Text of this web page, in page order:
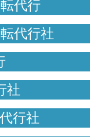
代行
代行社
社
行社